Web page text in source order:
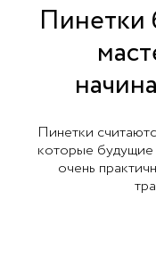
Пинетки
Пинетки
которые
очень